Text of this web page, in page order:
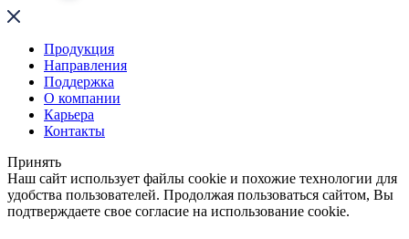
Продукция
Направления
Поддержка
О компании
Карьера
Контакты
Принять
Наш сайт использует файлы cookie и похожие технологии для
удобства пользователей. Продолжая пользоваться сайтом, Вы
подтверждаете свое согласие на использование cookie.